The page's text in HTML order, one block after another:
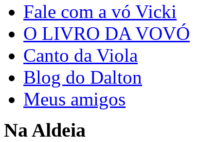
Fale com a vó Vicki
O LIVRO DA VOVÓ
Canto da Viola
Blog do Dalton
Meus amigos
Na Aldeia